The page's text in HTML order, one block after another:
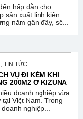
hấp dẫn cho
sản xuất linh kiện
năm gần đây, số...
TIN TỨC
VỤ ĐI KÈM KHI
200M2 Ở KIZUNA
doanh nghiệp vừa
Việt Nam. Trong
nghiệp...